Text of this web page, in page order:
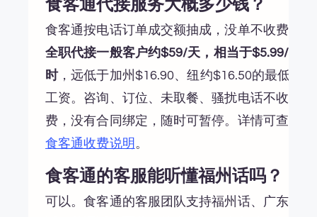
食客通代接服务大概多少钱？
食客通按电话订单成交额抽成，没单不收费。
全职代接一般客户约$59/天，相当于$5.99/小
时，远低于加州$16.90、纽约$16.50的最低
工资。咨询、订位、未取餐、骚扰电话不收
费，没有合同绑定，随时可暂停。详情可查看
食客通收费说明 。
食客通的客服能听懂福州话吗？
可以。食客通的客服团队支持福州话、广东